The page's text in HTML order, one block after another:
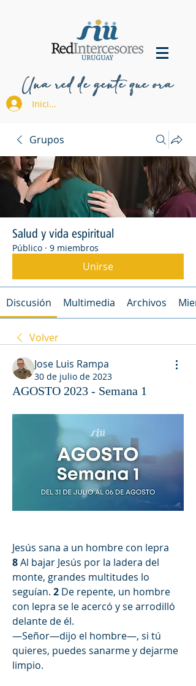
Una red de gente que ora
Iniciar sesión
Grupos
Salud y vida espiritual
Público · 9 miembros
Unirse
Discusión Multimedia Archivos
Volver
Jose Luis Rampa
30 de julio de 2023
AGOSTO 2023 - Semana 1
Jesús sana a un hombre con lepra
8 Al bajar Jesús por la ladera del
monte, grandes multitudes lo
seguían. 2 De repente, un hombre
con lepra se le acercó y se arrodilló
delante de él.
—Señor—dijo el hombre—, si tú
quieres, puedes sanarme y dejarme
limpio.